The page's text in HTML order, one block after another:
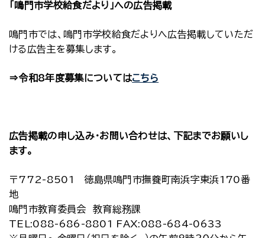
「鳴門市学校給食だより」への広告掲載
鳴門市では、鳴門市学校給食だよりへ広告掲載していただ
ける広告主を募集します。
⇒令和8年度募集についてはこちら
広告掲載の申し込み・お問い合わせは、下記までお願いし
ます。
〒772-8501 徳島県鳴門市撫養町南浜字東浜170番
地
鳴門市教育委員会 教育総務課
TEL:088-686-8801 FAX:088-684-0633